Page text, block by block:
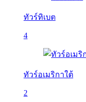
ทัวร์ทิเบต
4
ทัวร์อเมริกาใต้
2